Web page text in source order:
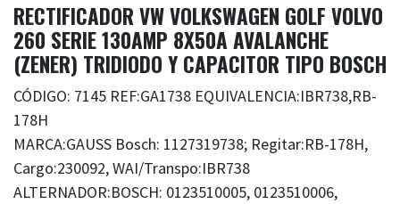
RECTIFICADOR VW VOLKSWAGEN GOLF VOLVO
260 SERIE 130AMP 8X50A AVALANCHE
(ZENER) TRIDIODO Y CAPACITOR TIPO BOSCH
CÓDIGO: 7145 REF:GA1738 EQUIVALENCIA:IBR738,RB-
178H
MARCA:GAUSS Bosch: 1127319738; Regitar:RB-178H,
Cargo:230092, WAI/Transpo:IBR738
ALTERNADOR:BOSCH: 0123510005, 0123510006,